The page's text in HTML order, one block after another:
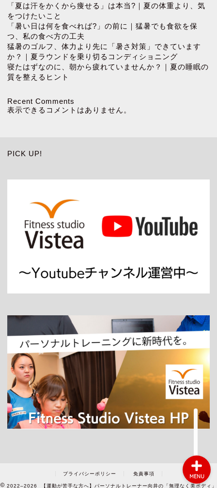
「夏は汗をかくから痩せる」は本当?｜夏の体重より、気
をつけたいこと
「暑い日は何を食べれば?」の前に｜猛暑でも食欲を保
つ、私の食べ方の工夫
猛暑のゴルフ、体力より先に「暑さ対策」できています
か？｜夏ラウンドを乗り切るコンディショニング
寝たはずなのに、朝から疲れていませんか？｜夏の睡眠の
質を整えるヒント
Recent Comments
表示できるコメントはありません。
PICK UP!
プライバシーポリシー 免責事項
2022–2026 【運動が苦手な方へ】パーソナルトレーナー向井の「無理なく美ボディ」
MENU
ホーム
パーソナルトレーニング
ダイエット